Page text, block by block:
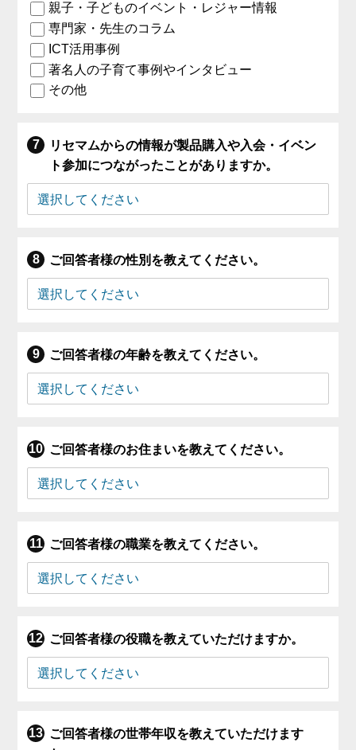
親子・子どものイベント・レジャー情報
専門家・先生のコラム
ICT活用事例
著名人の子育て事例やインタビュー
その他
リセマムからの情報が製品購入や入会・イベン
ト参加につながったことがありますか。
ご回答者様の性別を教えてください。
ご回答者様の年齢を教えてください。
ご回答者様のお住まいを教えてください。
ご回答者様の職業を教えてください。
ご回答者様の役職を教えていただけますか。
ご回答者様の世帯年収を教えていただけます